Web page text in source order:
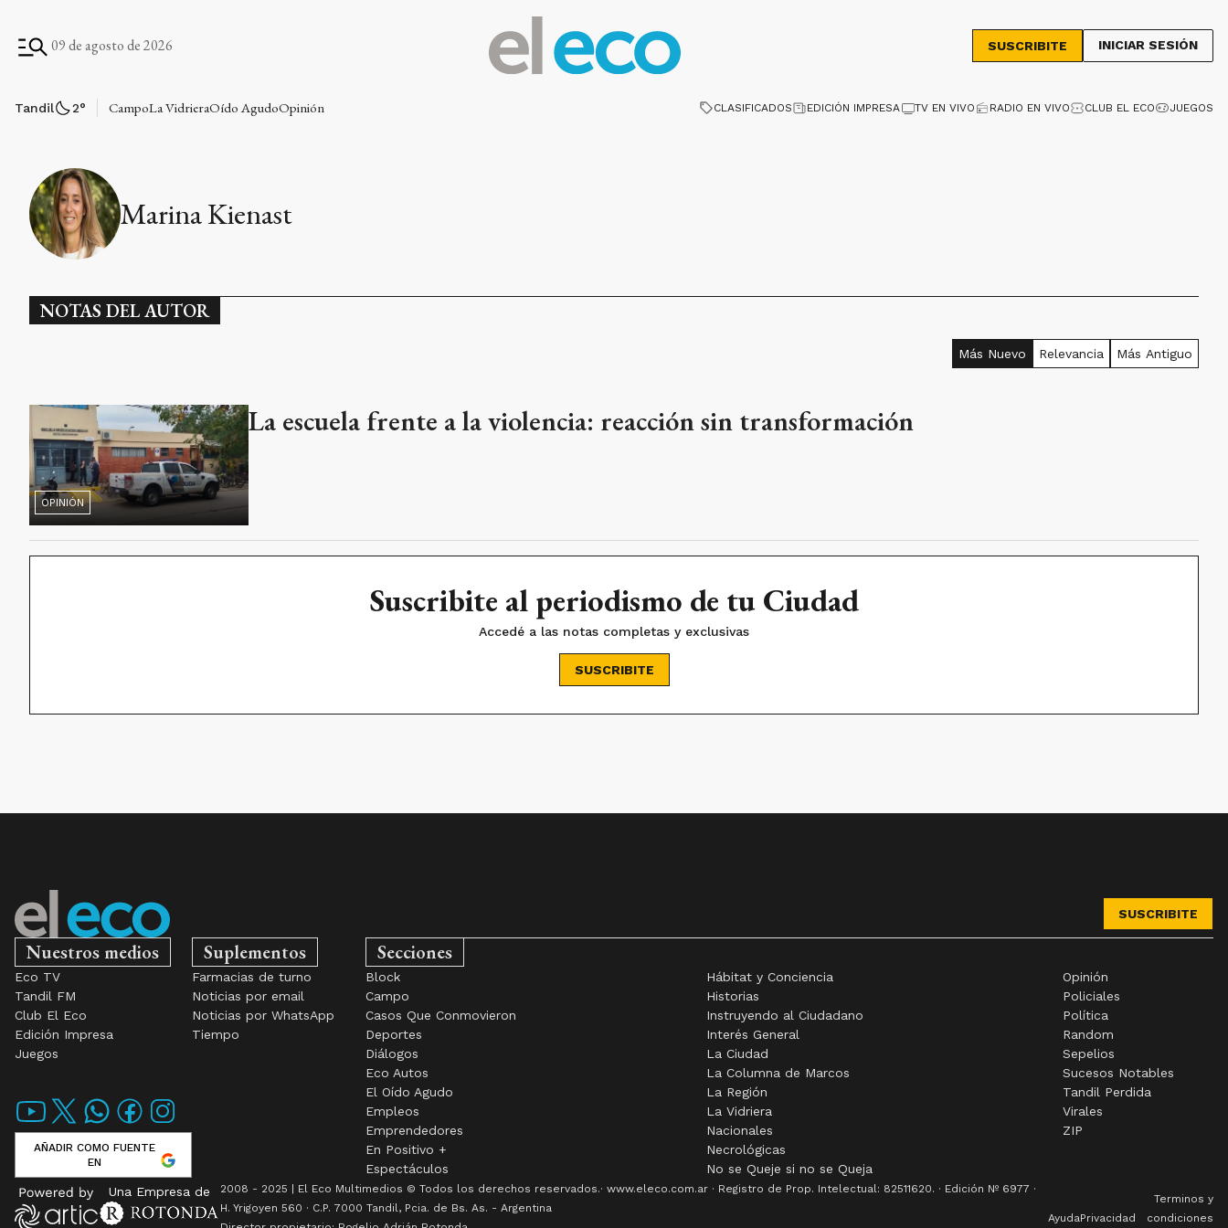
09 de agosto de 2026 SUSCRIBITE INICIAR SESIÓN
Tandil 2° CampoLa VidrieraOído AgudoOpinión CLASIFICADOS EDICIÓN IMPRESA TV EN VIVO RADIO EN VIVO CLUB EL ECO JUEGOS
Marina Kienast
NOTAS DEL AUTOR
Más Nuevo Relevancia Más Antiguo
OPINIÓN
La escuela frente a la violencia: reacción sin transformación
Suscribite al periodismo de tu Ciudad
Accedé a las notas completas y exclusivas
SUSCRIBITE
SUSCRIBITE
Nuestros medios
Eco TV
Tandil FM
Club El Eco
Edición Impresa
Juegos
AÑADIR COMO FUENTE
EN
Suplementos
Farmacias de turno
Noticias por email
Noticias por WhatsApp
Tiempo
Secciones
Block
Campo
Casos Que Conmovieron
Deportes
Diálogos
Eco Autos
El Oído Agudo
Empleos
Emprendedores
En Positivo +
Espectáculos
Hábitat y Conciencia
Historias
Instruyendo al Ciudadano
Interés General
La Ciudad
La Columna de Marcos
La Región
La Vidriera
Nacionales
Necrológicas
No se Queje si no se Queja
Opinión
Policiales
Política
Random
Sepelios
Sucesos Notables
Tandil Perdida
Virales
ZIP
Una Empresa de 2008 - 2025 | El Eco Multimedios © Todos los derechos reservados.· www.eleco.com.ar · Registro de Prop. Intelectual: 82511620. · Edición Nº 6977 ·
H. Yrigoyen 560 · C.P. 7000 Tandil, Pcia. de Bs. As. - Argentina
AyudaPrivacidad
Terminos y
condiciones